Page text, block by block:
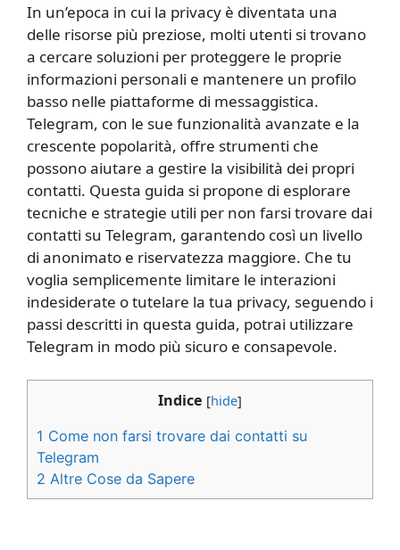
In un’epoca in cui la privacy è diventata una
delle risorse più preziose, molti utenti si trovano
a cercare soluzioni per proteggere le proprie
informazioni personali e mantenere un profilo
basso nelle piattaforme di messaggistica.
Telegram, con le sue funzionalità avanzate e la
crescente popolarità, offre strumenti che
possono aiutare a gestire la visibilità dei propri
contatti. Questa guida si propone di esplorare
tecniche e strategie utili per non farsi trovare dai
contatti su Telegram, garantendo così un livello
di anonimato e riservatezza maggiore. Che tu
voglia semplicemente limitare le interazioni
indesiderate o tutelare la tua privacy, seguendo i
passi descritti in questa guida, potrai utilizzare
Telegram in modo più sicuro e consapevole.
Indice [hide]
1 ​ Come non farsi trovare dai contatti su
Telegram​
2 Altre Cose da Sapere